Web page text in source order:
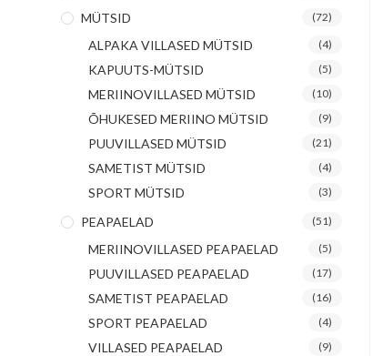
MÜTSID (72)
ALPAKA VILLASED MÜTSID (4)
KAPUUTS-MÜTSID (5)
MERIINOVILLASED MÜTSID (10)
ÕHUKESED MERIINO MÜTSID (9)
PUUVILLASED MÜTSID (21)
SAMETIST MÜTSID (4)
SPORT MÜTSID (3)
PEAPAELAD (51)
MERIINOVILLASED PEAPAELAD (5)
PUUVILLASED PEAPAELAD (17)
SAMETIST PEAPAELAD (16)
SPORT PEAPAELAD (4)
VILLASED PEAPAELAD (9)